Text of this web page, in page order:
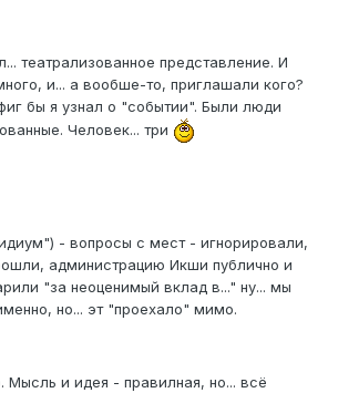
театрализованное представление. И
и... а вообше-то, приглашали кого?
бы я узнал о "событии". Были люди
Человек... три
- вопросы с мест - игнорировали,
администрацию Икши публично и
"за неоценимый вклад в..." ну... мы
но... эт "проехало" мимо.
Мысль и идея - правилная, но... всё